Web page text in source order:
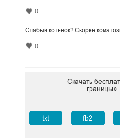
0
Слабый котёнок? Скорее
0
Скачать
границы»
txt fb2